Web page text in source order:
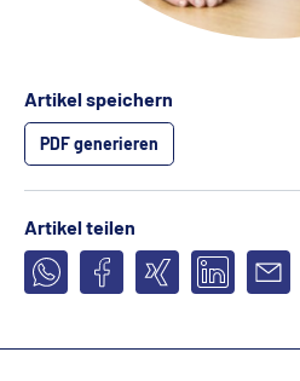
Artikel speichern
PDF generieren
Artikel teilen